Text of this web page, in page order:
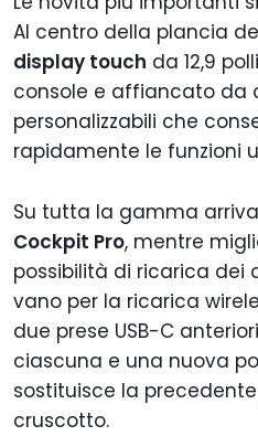
Al centro della plancia
display touch da 12,9
console e affiancato da
personalizzabili che
rapidamente le funzioni
Su tutta la gamma
Cockpit Pro, mentre
possibilità di ricarica dei
vano per la ricarica
due prese USB-C
ciascuna e una nuova
sostituisce la
cruscotto.